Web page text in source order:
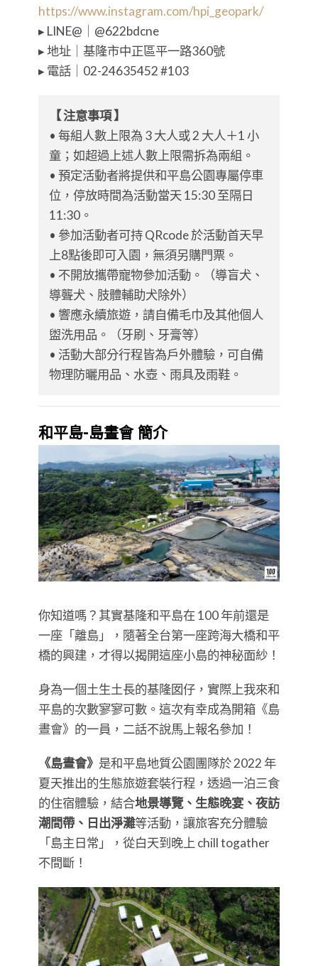
https://www.instagram.com/hpi_geopark/
▸ LINE@｜@622bdcne
▸ 地址｜基隆市中正區平一路360號
▸ 電話｜02-24635452 #103
【 注意事項 】
• 每組人數上限為 3 大人或 2 大人＋1 小
童；如超過上述人數上限需拆為兩組。
• 預定活動者將提供和平島公園專屬停車
位，停放時間為活動當天 15:30 至隔日
11:30。
• 參加活動者可持 QRcode 於活動首天早
上8點後即可入園，無須另購門票。
• 不開放攜帶寵物參加活動。（導盲犬、
導聾犬、肢體輔助犬除外）
• 響應永續旅遊，請自備毛巾及其他個人
盥洗用品。（牙刷、牙膏等）
• 活動大部分行程皆為戶外體驗，可自備
物理防曬用品、水壺、雨具及雨鞋。
和平島-島晝會 簡介
你知道嗎？其實基隆和平島在 100 年前還是
一座「離島」，隨著全台第一座跨海大橋和平
橋的興建，才得以揭開這座小島的神秘面紗！
身為一個土生土長的基隆囡仔，實際上我來和
平島的次數寥寥可數。這次有幸成為開箱《島
晝會》的一員，二話不說馬上報名參加！
《島晝會》 是和平島地質公園團隊於 2022 年
夏天推出的生態旅遊套裝行程，透過一泊三食
的住宿體驗，結合地景導覽、生態晚宴、夜訪
潮間帶、日出淨灘等活動，讓旅客充分體驗
「島主日常」，從白天到晚上 chill togather
不間斷！